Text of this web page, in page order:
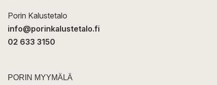
Porin Kalustetalo
info@porinkalustetalo.fi
02 633 3150
PORIN MYYMÄLÄ